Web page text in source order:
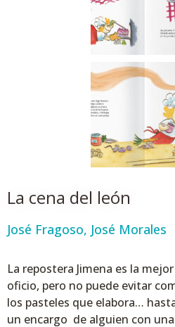
La cena del león
José Fragoso, José Morales
La repostera Jimena es la
oficio, pero no puede evitar
los pasteles que elabora…
un encargo de alguien con